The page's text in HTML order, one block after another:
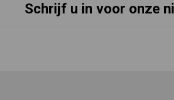
Schrijf u in voor onze